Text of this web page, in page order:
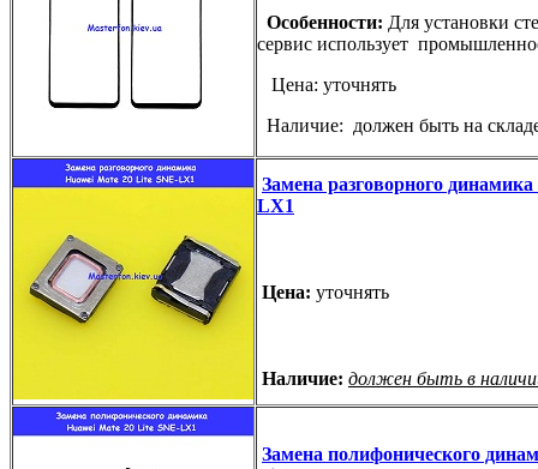
Особенности: Для установки
сервис использует
Цена: уточнять
Наличие: должен быть на
Замена разговорного
LX1
Цена: уточнять
Наличие: должен быть в
Замена полифонического